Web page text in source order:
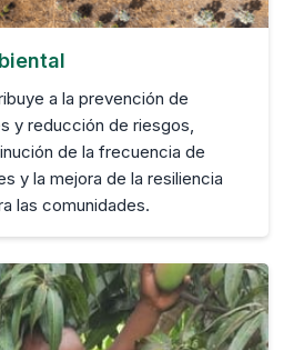
a la prevención de
y reducción de riesgos,
de la frecuencia de
y la mejora de la resiliencia
las comunidades.